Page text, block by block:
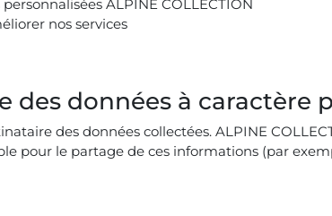
ALPINE COLLECTION
nos services
des données à caractère
des données collectées. ALPINE
pour le partage de ces informations (par